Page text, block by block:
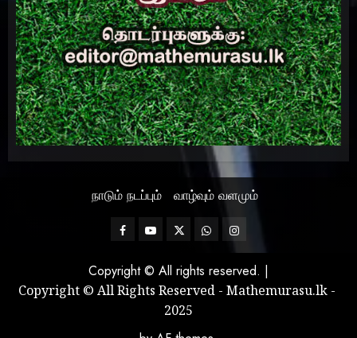
நாடும் நடப்பும் வாழ்வும் வளமும்
FacebookMathemurasu
TwitterWhatsAppInstagram
Copyright © All rights reserved. |
Copyright © All Rights Reserved - Mathemurasu.lk -
2025